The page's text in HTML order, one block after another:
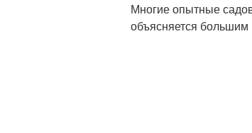
Многие опытные
объясняется